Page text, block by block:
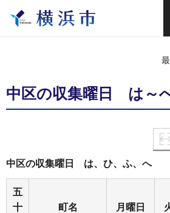
中区の収集曜日 は～
中区の収集曜日 は、ひ、ふ、へ
五
十
町名 月曜日